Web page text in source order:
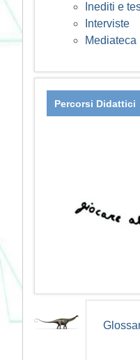
Inediti e
Interviste
Mediateca
Percorsi Didattici